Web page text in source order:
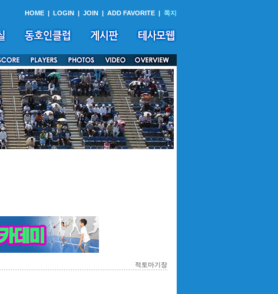
HOME | LOGIN | JOIN | ADD FAVORITE | 쪽지
적토마기장